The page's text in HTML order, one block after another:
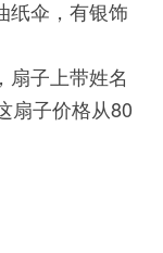
纸伞，有银饰
扇子上带姓名
扇子价格从80